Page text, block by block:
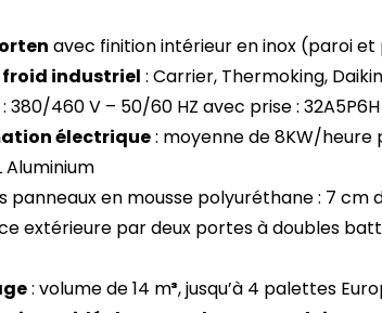
avec finition intérieur en inox (paroi
froid industriel : Carrier, Thermoking,
: 380/460 V – 50/60 HZ avec prise :
électrique: moyenne de 8KW/heure
Aluminium
panneaux en mousse polyuréthane : 7 cm
extérieure par deux portes à doubles
: volume de 14 m³, jusqu’à 4 palettes